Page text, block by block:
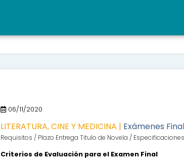
06/11/2020
LITERATURA, CINE Y MEDICINA | Exámenes
Requisitos / Plazo Entrega Titulo de Novela /
Criterios de Evaluación para el Examen Final